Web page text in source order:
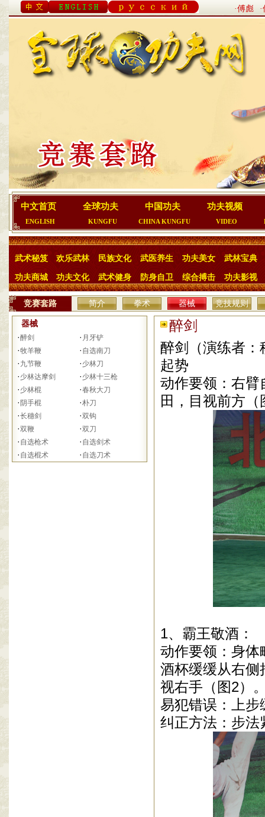
·傅彪
中文首页
ENGLISH
全球功夫
KUNGFU
中国功夫
CHINA KUNGFU
功夫视频
VIDEO
武术秘笈 欢乐武林 民族文化 武医养生 功夫美女 武林宝典
功夫商城 功夫文化 武术健身 防身自卫 综合搏击 功夫影视
竞赛套路 简介 拳术 器械 竞技规则
器械
·醉剑 · 月牙铲
·牧羊鞭 · 自选南刀
· 九节鞭 · 少林刀
· 少林达摩剑 · 少林十三枪
· 少林棍 ·春秋大刀
· 阴手棍 ·朴刀
·长穗剑 ·双钩
·双鞭 ·双刀
· 自选枪术 · 自选剑术
· 自选棍术 · 自选刀术
醉剑
醉剑（演练者：
起势
动作要领：右臂
田，目视前方（
1、霸王敬酒：
动作要领：身体
酒杯缓缓从右侧
视右手（图2）
易犯错误：上步
纠正方法：步法